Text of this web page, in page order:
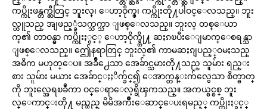
ကပ္ကိုးဖန္တက္ဆီတြင္ ဘူးလ္၊ ေဟာ့ဝိုက္ဖ္၊ ကပ္ကိုးတို႔ပါဝင္ေလသည္။ ဘူး
လ္ဟူသည္ အျဖည့္ခံသက္သက္သာ ျဖစ္ေလသည္။ ဘူးလ္ တစ္ေယာ
က္၏ တာဝန္မွာ ကပ္ကိုးႏွင့္ ေဟာ့ဝိုက္ဖ္တို႔ ဆႏၵၿပီးေျမာက္ေစရန္သာ
ျဖစ္ေလသည္။ ဤေနရာတြင္ ဘူးလ္၏ ကာမဆႏၵျပည့္ဝမႈသည္
အဓိက မဟုတ္ေပ။ အခ်ိဳ႕ေသာ အေခ်ာင္သမားတို႔သည္ သူမ်ား ရည္း
စား သူမ်ား မယား အေခ်ာင္ႏႈိက္ခ်င္၍ ေအာက္တန္းက်လွေသာ စိတ္ဓာတ္
ကို ဘူးလ္အေရၿခဳံကာ ဝင္ေရာေလ့ရွိၾကသည္။ အကယ္စင္စစ္ ဘူး
လ္ေကာင္းတို႔ မည္သည္ မိမိအက်ိဳးေဆာင္ေပးရမည့္ ကပ္ကိုးႏွင့္